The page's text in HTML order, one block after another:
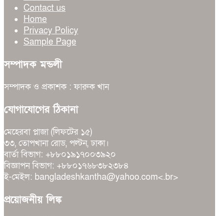
Contact us
Home
Privacy Policy
Sample Page
সম্পাদক মন্ডলী
সম্পাদক ও প্রকাশক : ফারুক খান
যোগাযোগের ঠিকানা
মেহেরবা প্লাজা (লিফটের ১৫)
৩৩, তোপখানা রোড, পল্টন, ঢাকা।
বার্তা বিভাগ: +৮৮০১৯১৭০০৩৯২০
বিজ্ঞাপন বিভাগ: +৮৮০১৭৬৮৩৮২৩৮৪
ই-মেইল: bangladeshkantha@yahoo.com<.br>
প্রয়োজনীয় লিঙ্ক